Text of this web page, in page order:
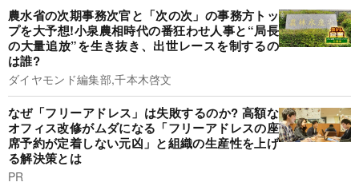
農水省の次期事務次官と「次の次」の事務方トッ
プを大予想!小泉農相時代の番狂わせ人事と“局長
の大量追放”を生き抜き、出世レースを制するの
は誰?
ダイヤモンド編集部,千本木啓文
なぜ「フリーアドレス」は失敗するのか? 高額な
オフィス改修がムダになる「フリーアドレスの座
席予約が定着しない元凶」と組織の生産性を上げ
る解決策とは
PR